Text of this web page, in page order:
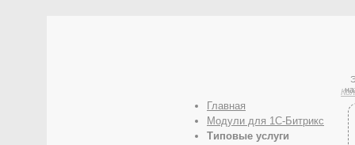
Главная
Модули для 1С-Битрикс
Типовые услуги